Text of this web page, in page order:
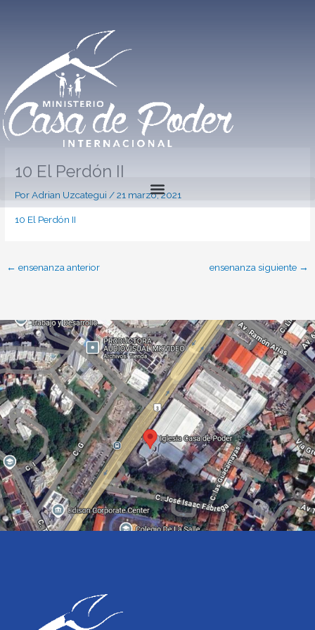
10 El Perdón II
PorAdrian Uzcategui/21 marzo, 2021
10 El Perdón II
← ensenanza anterior ensenanza siguiente →